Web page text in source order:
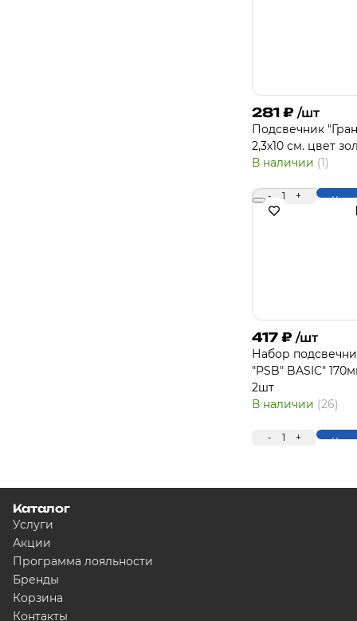
281 ₽ /шт
Подсвечник
2,3х10 см. цвет
В наличии (1)
- 1 +
417 ₽ /шт
Набор
"PSB" BASIC"
2шт
В наличии (26)
- 1 +
Каталог
Услуги
Акции
Программа лояльности
Бренды
Корзина
Контакты